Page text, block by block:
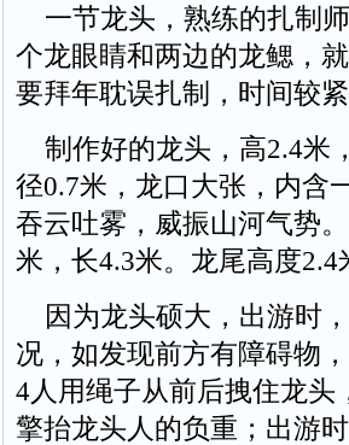
一节龙头，熟练的扎制
个龙眼睛和两边的龙鳃，
要拜年耽误扎制，时间较
制作好的龙头，高2.4米
径0.7米，龙口大张，内含
吞云吐雾，威振山河气势
米，长4.3米。龙尾高度
因为龙头硕大，出游时
况，如发现前方有障碍物
4人用绳子从前后拽住龙头
擎抬龙头人的负重；出游